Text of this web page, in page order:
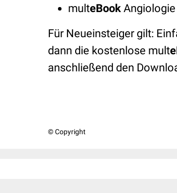
multeBook
Für Neueinsteiger gilt:
dann die kostenlose mult
anschließend den
© Copyright